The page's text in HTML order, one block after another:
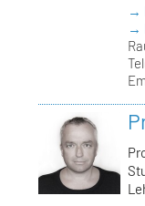
→
→